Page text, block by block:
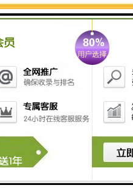
窗口或柜台暂停服务是可以显示
排队叫号系统联网使用时，多媒
窗口可以充当报价器，可现实
面大并清晰
的、调查问卷的方式，纸质印刷
更新维护的作用。顾客只需触